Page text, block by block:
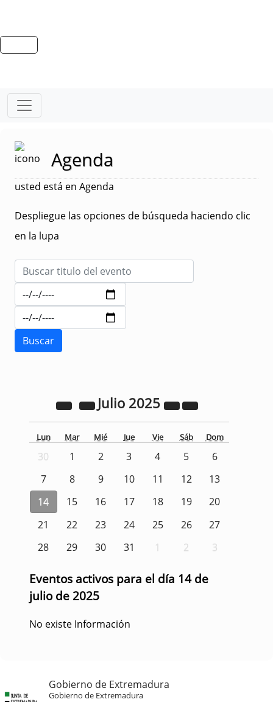
Agenda
usted está en Agenda
Despliegue las opciones de búsqueda haciendo clic
en la lupa
Julio 2025
Lun Mar Mié Jue Vie Sáb Dom
30 1 2 3 4 5
6
7
8 9 10 11 12
13
14
15 16 17 18 19
20
21
22 23 24 25 26
27
28
29 30 31 1 2 3
Eventos activos para el día 14 de
julio de 2025
No existe Información
Gobierno de Extremadura
Gobierno de Extremadura